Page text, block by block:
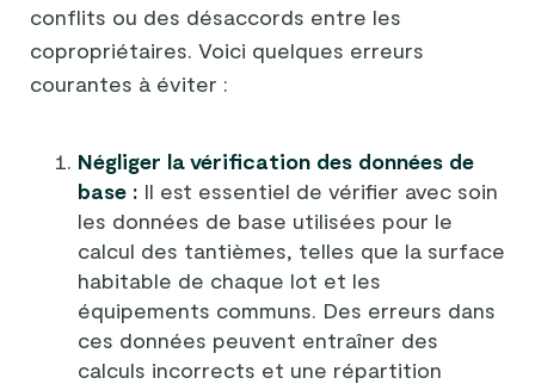
conflits ou des désaccords entre les
copropriétaires. Voici quelques erreurs
courantes à éviter :
Négliger la vérification des données de
base : Il est essentiel de vérifier avec soin
les données de base utilisées pour le
calcul des tantièmes, telles que la surface
habitable de chaque lot et les
équipements communs. Des erreurs dans
ces données peuvent entraîner des
calculs incorrects et une répartition